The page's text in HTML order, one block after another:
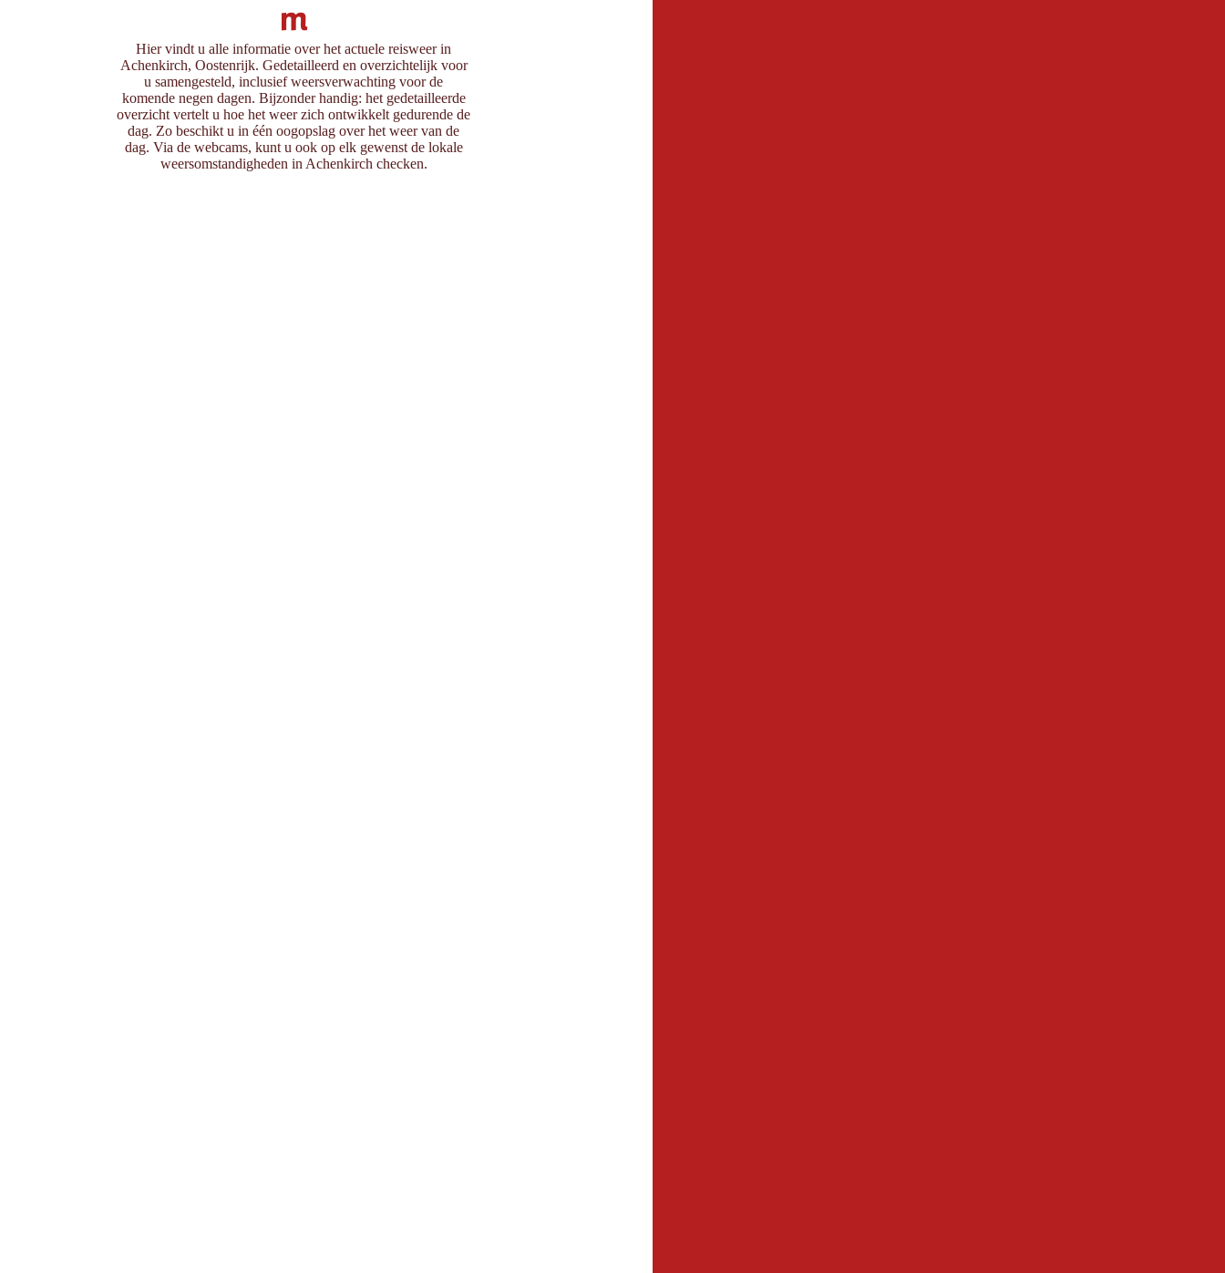
m
Hier vindt u alle informatie over het actuele reisweer in
Achenkirch, Oostenrijk. Gedetailleerd en overzichtelijk voor
u samengesteld, inclusief weersverwachting voor de
komende negen dagen. Bijzonder handig: het gedetailleerde
overzicht vertelt u hoe het weer zich ontwikkelt gedurende de
dag. Zo beschikt u in één oogopslag over het weer van de
dag. Via de webcams, kunt u ook op elk gewenst de lokale
weersomstandigheden in Achenkirch checken.